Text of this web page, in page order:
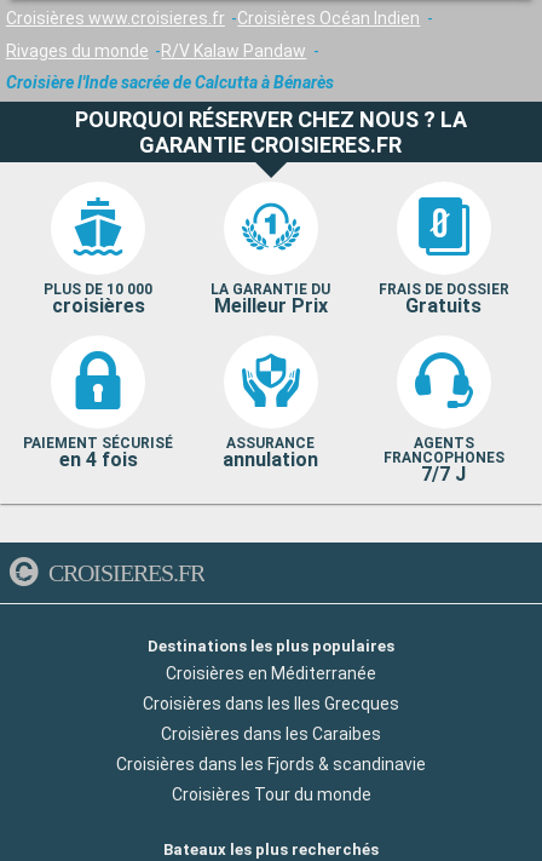
Croisières www.croisieres.fr
Croisières Océan Indien
Rivages du monde
R/V Kalaw Pandaw
Croisière l'Inde sacrée de Calcutta à Bénarès
POURQUOI RÉSERVER CHEZ NOUS ? LA
GARANTIE CROISIERES.FR
PLUS DE 10 000
croisières
LA GARANTIE DU
Meilleur Prix
FRAIS DE DOSSIER
Gratuits
PAIEMENT SÉCURISÉ
en 4 fois
ASSURANCE
annulation
AGENTS
FRANCOPHONES
7/7 J
CROISIERES.FR
Destinations les plus populaires
Croisières en Méditerranée
Croisières dans les Iles Grecques
Croisières dans les Caraibes
Croisières dans les Fjords & scandinavie
Croisières Tour du monde
Bateaux les plus recherchés